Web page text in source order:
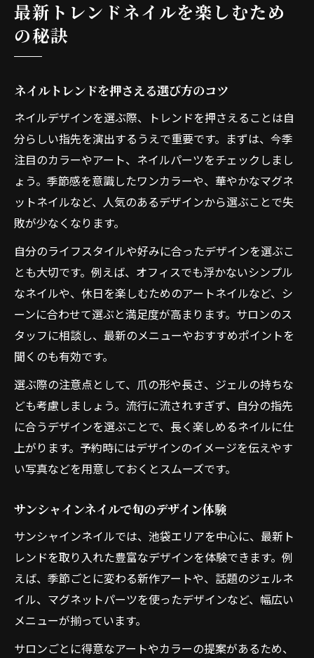
最新トレンドネイルを楽しむため
の秘訣
ネイルトレンドを押さえる選び方のコツ
ネイルデザインを選ぶ際、トレンドを押さえることは自
分らしい指先を演出するうえで重要です。まずは、今季
注目のカラーやアート、ネイルパーツをチェックしまし
ょう。季節感を意識したワンカラーや、華やかなマグネ
ットネイルなど、人気のあるデザインから選ぶことで失
敗が少なくなります。
自分のライフスタイルや好みに合ったデザインを選ぶこ
とも大切です。例えば、オフィスでも浮かないシンプル
なネイルや、休日を楽しむためのアートネイルなど、シ
ーンに合わせて選ぶと満足度が高まります。サロンのス
タッフに相談し、最新のメニューやおすすめポイントを
聞くのも有効です。
選ぶ際の注意点として、爪の形や長さ、ジェルの持ちな
ども考慮しましょう。流行に流されすぎず、自分の指先
に合うデザインを選ぶことで、長く楽しめるネイルに仕
上がります。予約時にはデザインのイメージを伝えやす
い写真などを用意しておくとスムーズです。
サンシャインネイルで旬のデザイン体験
サンシャインネイルでは、池袋エリアを中心に、最新ト
レンドを取り入れた豊富なデザインを体験できます。例
えば、季節ごとに変わる新作アートや、話題のジェルネ
イル、マグネットパーツを使ったデザインなど、幅広い
メニューが揃っています。
サロンごとに得意なアートやカラーの提案があるため、